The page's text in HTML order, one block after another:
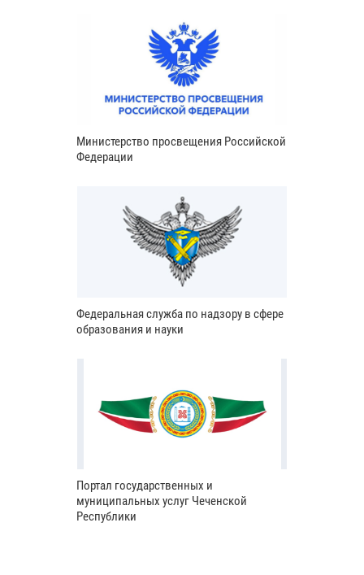
Министерство просвещения Российской
Федерации
Федеральная служба по надзору в сфере
образования и науки
Портал государственных и
муниципальных услуг Чеченской
Республики